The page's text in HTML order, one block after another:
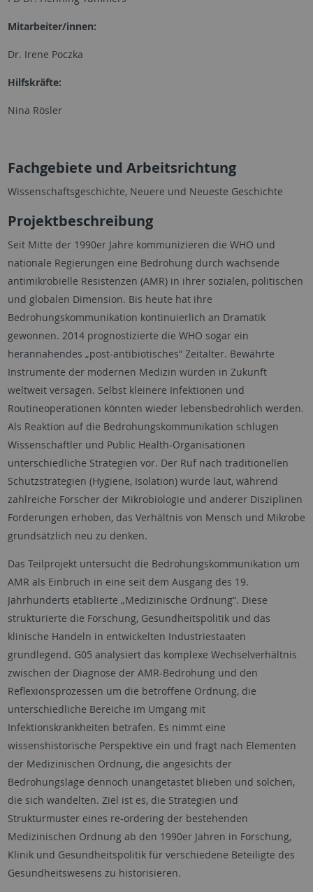
Mitarbeiter/innen:
Dr. Irene Poczka
Hilfskräfte:
Nina Rösler
Fachgebiete und Arbeitsrichtung
Wissenschaftsgeschichte, Neuere und Neueste Geschichte
Projektbeschreibung
Seit Mitte der 1990er Jahre kommunizieren die WHO und
nationale Regierungen eine Bedrohung durch wachsende
antimikrobielle Resistenzen (AMR) in ihrer sozialen, politischen
und globalen Dimension. Bis heute hat ihre
Bedrohungskommunikation kontinuierlich an Dramatik
gewonnen. 2014 prognostizierte die WHO sogar ein
herannahendes „post-antibiotisches“ Zeitalter. Bewährte
Instrumente der modernen Medizin würden in Zukunft
weltweit versagen. Selbst kleinere Infektionen und
Routineoperationen könnten wieder lebensbedrohlich werden.
Als Reaktion auf die Bedrohungskommunikation schlugen
Wissenschaftler und Public Health-Organisationen
unterschiedliche Strategien vor. Der Ruf nach traditionellen
Schutzstrategien (Hygiene, Isolation) wurde laut, während
zahlreiche Forscher der Mikrobiologie und anderer Disziplinen
Forderungen erhoben, das Verhältnis von Mensch und Mikrobe
grundsätzlich neu zu denken.
Das Teilprojekt untersucht die Bedrohungskommunikation um
AMR als Einbruch in eine seit dem Ausgang des 19.
Jahrhunderts etablierte „Medizinische Ordnung“. Diese
strukturierte die Forschung, Gesundheitspolitik und das
klinische Handeln in entwickelten Industriestaaten
grundlegend. G05 analysiert das komplexe Wechselverhältnis
zwischen der Diagnose der AMR-Bedrohung und den
Reflexionsprozessen um die betroffene Ordnung, die
unterschiedliche Bereiche im Umgang mit
Infektionskrankheiten betrafen. Es nimmt eine
wissenshistorische Perspektive ein und fragt nach Elementen
der Medizinischen Ordnung, die angesichts der
Bedrohungslage dennoch unangetastet blieben und solchen,
die sich wandelten. Ziel ist es, die Strategien und
Strukturmuster eines re-ordering der bestehenden
Medizinischen Ordnung ab den 1990er Jahren in Forschung,
Klinik und Gesundheitspolitik für verschiedene Beteiligte des
Gesundheitswesens zu historisieren.